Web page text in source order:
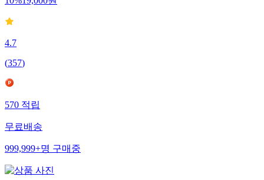
10%19,000원
4.7
(357)
570적립
무료배송
999,999+명구매중